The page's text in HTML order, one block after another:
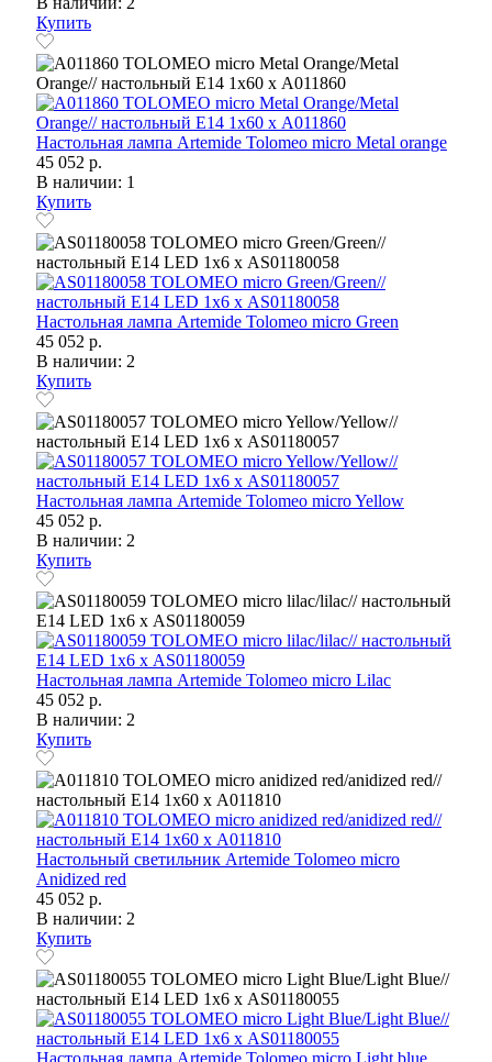
Купить
Настольная лампа Artemide Tolomeo micro Metal orange
45 052 р.
В наличии: 1
Купить
Настольная лампа Artemide Tolomeo micro Green
45 052 р.
В наличии: 2
Купить
Настольная лампа Artemide Tolomeo micro Yellow
45 052 р.
В наличии: 2
Купить
Настольная лампа Artemide Tolomeo micro Lilac
45 052 р.
В наличии: 2
Купить
Настольный светильник Artemide Tolomeo micro
Anidized red
45 052 р.
В наличии: 2
Купить
Настольная лампа Artemide Tolomeo micro Light blue